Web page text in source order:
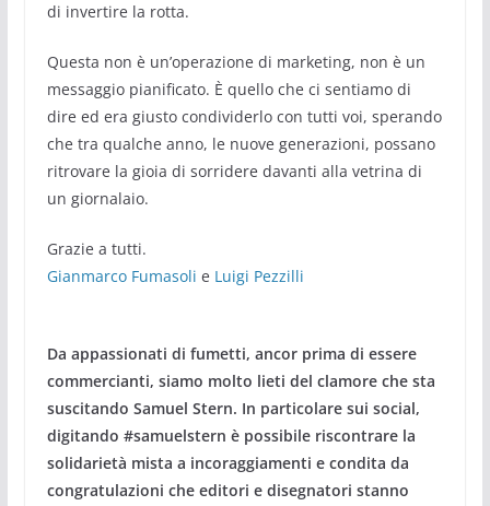
di invertire la rotta.
Questa non è un’operazione di marketing, non è un
messaggio pianificato. È quello che ci sentiamo di
dire ed era giusto condividerlo con tutti voi, sperando
che tra qualche anno, le nuove generazioni, possano
ritrovare la gioia di sorridere davanti alla vetrina di
un giornalaio.
Grazie a tutti.
Gianmarco Fumasoli e Luigi Pezzilli
Da appassionati di fumetti, ancor prima di essere
commercianti, siamo molto lieti del clamore che sta
suscitando Samuel Stern. In particolare sui social,
digitando #samuelstern è possibile riscontrare la
solidarietà mista a incoraggiamenti e condita da
congratulazioni che editori e disegnatori stanno